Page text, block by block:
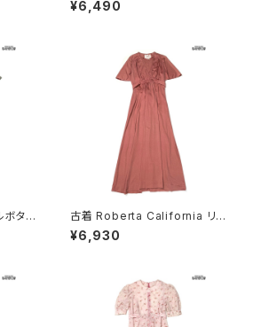
ンク (otu2605084)
¥6,490
タン
グ丈
ーキ
古着 Roberta California リボ
ン 無地 ロング丈 半袖 ワンピー
ス ピンク (otu2604148)
¥6,930